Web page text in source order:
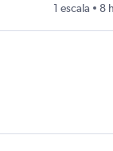
1 escala
8